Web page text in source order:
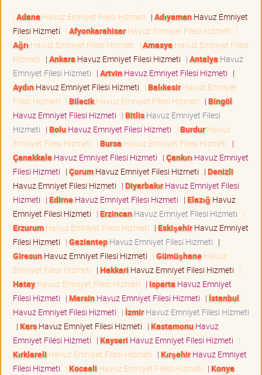
| Adana Havuz Emniyet Filesi Hizmeti | AdıyamanHavuz Emniyet
Filesi Hizmeti | AfyonkarahisarHavuz Emniyet Filesi Hizmeti |
Ağrı Havuz Emniyet Filesi Hizmeti | Amasya Havuz Emniyet Filesi
Hizmeti | Ankara Havuz Emniyet Filesi Hizmeti | Antalya Havuz
Emniyet Filesi Hizmeti | ArtvinHavuz Emniyet Filesi Hizmeti |
AydınHavuz Emniyet Filesi Hizmeti | BalıkesirHavuz Emniyet
Filesi Hizmeti | BilecikHavuz Emniyet Filesi Hizmeti | Bingöl
Havuz Emniyet Filesi Hizmeti | BitlisHavuz Emniyet Filesi
Hizmeti | BoluHavuz Emniyet Filesi Hizmeti | BurdurHavuz
Emniyet Filesi Hizmeti | Bursa Havuz Emniyet Filesi Hizmeti |
ÇanakkaleHavuz Emniyet Filesi Hizmeti | Çankırı Havuz Emniyet
Filesi Hizmeti | ÇorumHavuz Emniyet Filesi Hizmeti | Denizli
Havuz Emniyet Filesi Hizmeti | DiyarbakırHavuz Emniyet Filesi
Hizmeti | EdirneHavuz Emniyet Filesi Hizmeti | Elazığ Havuz
Emniyet Filesi Hizmeti | ErzincanHavuz Emniyet Filesi Hizmeti |
ErzurumHavuz Emniyet Filesi Hizmeti | EskişehirHavuz Emniyet
Filesi Hizmeti | GaziantepHavuz Emniyet Filesi Hizmeti |
GiresunHavuz Emniyet Filesi Hizmeti | GümüşhaneHavuz
Emniyet Filesi Hizmeti | Hakkari Havuz Emniyet Filesi Hizmeti |
HatayHavuz Emniyet Filesi Hizmeti | Isparta Havuz Emniyet
Filesi Hizmeti | MersinHavuz Emniyet Filesi Hizmeti | İstanbul
Havuz Emniyet Filesi Hizmeti | İzmirHavuz Emniyet Filesi Hizmeti
| KarsHavuz Emniyet Filesi Hizmeti | KastamonuHavuz
Emniyet Filesi Hizmeti | Kayseri Havuz Emniyet Filesi Hizmeti |
Kırklareli Havuz Emniyet Filesi Hizmeti | KırşehirHavuz Emniyet
Filesi Hizmeti | Kocaeli Havuz Emniyet Filesi Hizmeti | Konya